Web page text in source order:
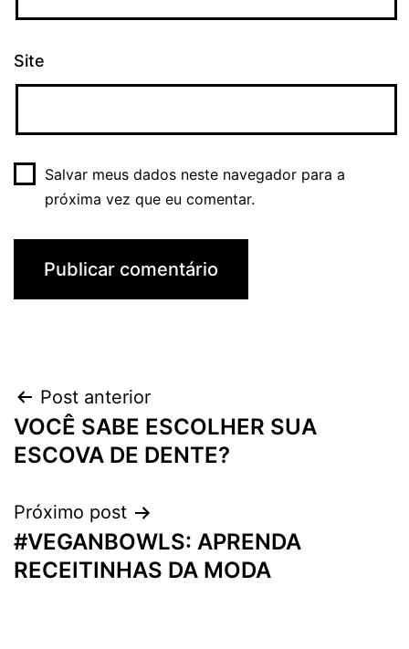
Site
Salvar meus dados neste navegador para a
próxima vez que eu comentar.
Navegação
de
Post anterior
VOCÊ SABE ESCOLHER SUA
ESCOVA DE DENTE?
Próximo post
#VEGANBOWLS: APRENDA
RECEITINHAS DA MODA